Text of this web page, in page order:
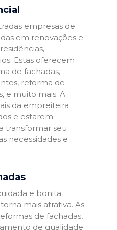
empresas de
em renovações e
Estas oferecem
de fachadas,
reforma de
e muito mais. A
da empreiteira
e estarem
transformar seu
necessidades e
e bonita
mais atrativa. As
de fachadas,
de qualidade